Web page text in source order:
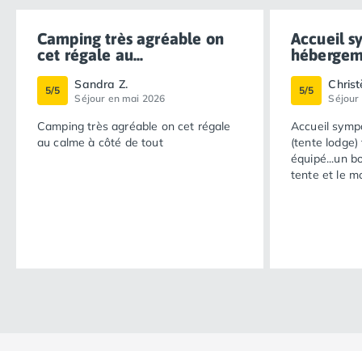
Camping très agréable on
cet régale au...
5/5 Sandra Z.
Séjour en mai 2026
Camping très agréable on cet régale
au calme à côté de tout
Accueil
5/5
Séjour
Accueil
(tente
équipé...un
tente et le